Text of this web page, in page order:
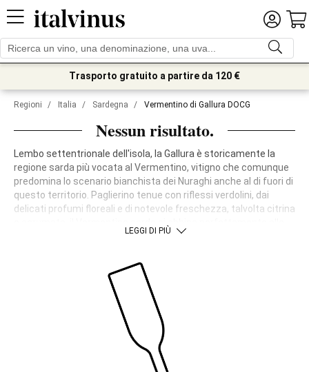
Trasporto gratuito a partire da 120 €
Regioni / Italia / Sardegna / Vermentino di Gallura DOCG
Nessun risultato.
Lembo settentrionale dell'isola, la Gallura è storicamente la
regione sarda più vocata al Vermentino, vitigno che comunque
predomina lo scenario bianchista dei Nuraghi anche al di fuori di
questo territorio. Paglierino tenue con riflessi verdolini, dai
delicati profumi floreali e di notevole freschezza, talvolta citrina
preparazioni di mare tipiche dei pranzi estivi, arricchite da
LEGGI DI PIÙ